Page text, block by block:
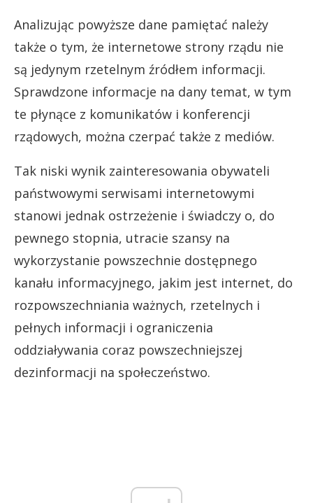
Analizując powyższe dane pamiętać należy
także o tym, że internetowe strony rządu nie
są jedynym rzetelnym źródłem informacji.
Sprawdzone informacje na dany temat, w tym
te płynące z komunikatów i konferencji
rządowych, można czerpać także z mediów.
Tak niski wynik zainteresowania obywateli
państwowymi serwisami internetowymi
stanowi jednak ostrzeżenie i świadczy o, do
pewnego stopnia, utracie szansy na
wykorzystanie powszechnie dostępnego
kanału informacyjnego, jakim jest internet, do
rozpowszechniania ważnych, rzetelnych i
pełnych informacji i ograniczenia
oddziaływania coraz powszechniejszej
dezinformacji na społeczeństwo.